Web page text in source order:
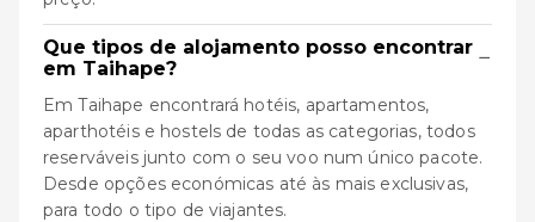
Que tipos de alojamento posso encontrar
em Taihape?
−
Em Taihape encontrará hotéis, apartamentos,
aparthotéis e hostels de todas as categorias, todos
reserváveis junto com o seu voo num único pacote.
Desde opções económicas até às mais exclusivas,
para todo o tipo de viajantes.